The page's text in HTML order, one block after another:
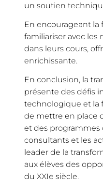
un soutien
En encourageant la
familiariser avec les
dans leurs cours,
enrichissante.
En conclusion, la
présente des défis
technologique et la
de mettre en place
et des programmes
consultants et les
leader de la
aux élèves des
du XXIe siècle.